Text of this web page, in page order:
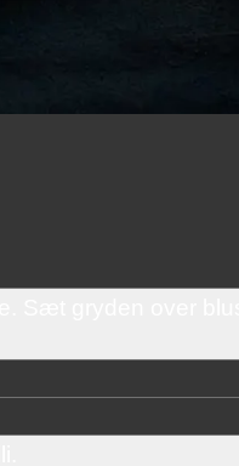
Sæt gryden over